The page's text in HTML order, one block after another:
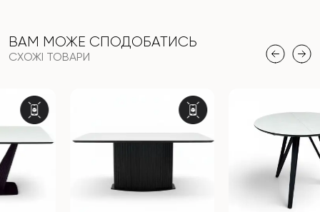
ВАМ МОЖЕ СПОДОБАТИСЬ
СХОЖІ ТОВАРИ